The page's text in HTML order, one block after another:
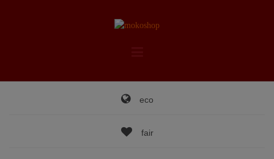
eco
fair